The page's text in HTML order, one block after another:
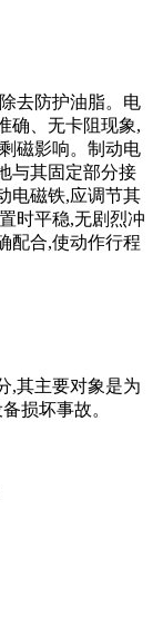
去防护油脂。电
确、无卡阻现象,
磁影响。制动电
与其固定部分接
电磁铁,应调节其
时平稳,无剧烈冲
配合,使动作行程
,其主要对象是为
损坏事故。